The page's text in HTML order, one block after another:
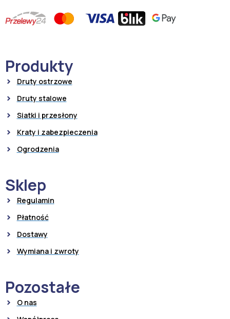
Produkty
Druty ostrzowe
Druty stalowe
Siatki i przesłony
Kraty i zabezpieczenia
Ogrodzenia
Sklep
Regulamin
Płatność
Dostawy
Wymiana i zwroty
Pozostałe
O nas